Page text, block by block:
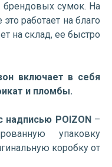
брендовых сумок. На
работает на благо
на склад, ее быстро
включает в себя
и пломбы.
надписью POIZON–
упаковку
коробку от